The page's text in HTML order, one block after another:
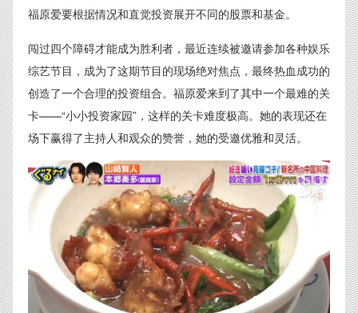
福原爱要根据情况和直觉投资展开不同的股票和基金。
闯过四个障碍才能成为胜利者，最近连续被邀请参加各种娱乐
综艺节目，成为了这期节目的现场绝对焦点，最终热血成功的
创造了一个合理的投资组合。福原爱来到了其中一个最难的关
卡——“小小投资家园”，这样的关卡难度极高。她的表现还在
场下赢得了主持人和观众的赞誉，她的受邀优雅和灵活。